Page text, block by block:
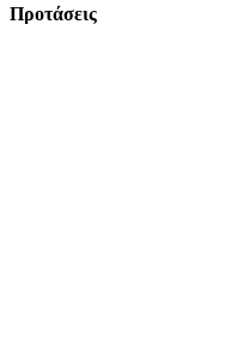
Προτάσεις